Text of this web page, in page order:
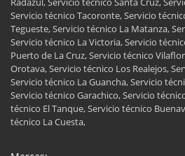
Servicio técnico Tacoronte, Servicio
Tegueste, Servicio técnico La Matanza,
Servicio técnico La Victoria, Servicio
Puerto de La Cruz, Servicio técnico
Orotava, Servicio técnico Los Realejos,
Servicio técnico La Guancha, Servicio
Servicio técnico Garachico, Servicio
técnico El Tanque, Servicio técnico
técnico La Cuesta,